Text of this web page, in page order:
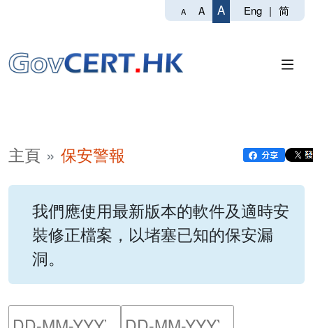
A A A Eng | 简
主頁 保安警報
我們應使用最新版本的軟件及適時安
裝修正檔案，以堵塞已知的保安漏
洞。
請輸入搜尋日期範圍的開